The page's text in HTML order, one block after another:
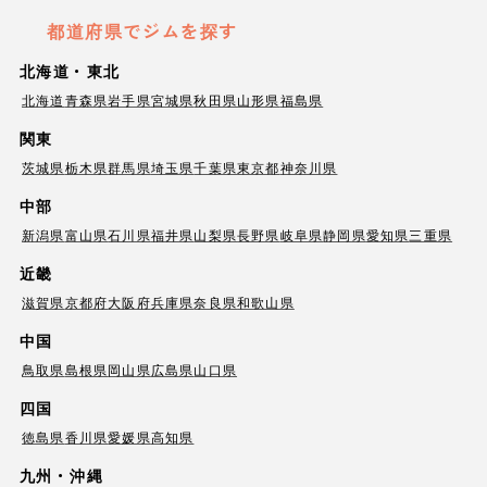
都道府県でジムを探す
北海道・東北
北海道青森県岩手県宮城県秋田県山形県福島県
関東
茨城県栃木県群馬県埼玉県千葉県東京都神奈川県
中部
新潟県富山県石川県福井県山梨県長野県岐阜県静岡県愛知県三重県
近畿
滋賀県京都府大阪府兵庫県奈良県和歌山県
中国
鳥取県島根県岡山県広島県山口県
四国
徳島県香川県愛媛県高知県
九州・沖縄